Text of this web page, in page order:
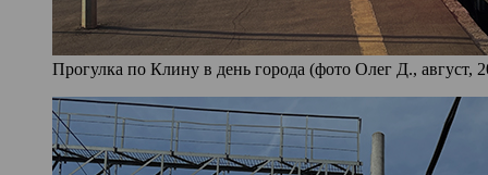
Прогулка по Клину в день города (фото Олег Д., август,